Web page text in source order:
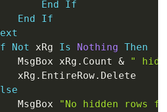
End
If
End
If
Not xRg Is Nothing Then
			MsgBox xRg
. Count &
"
			xRg
. EntireRow. Delete
			MsgBox
"No hidden rows